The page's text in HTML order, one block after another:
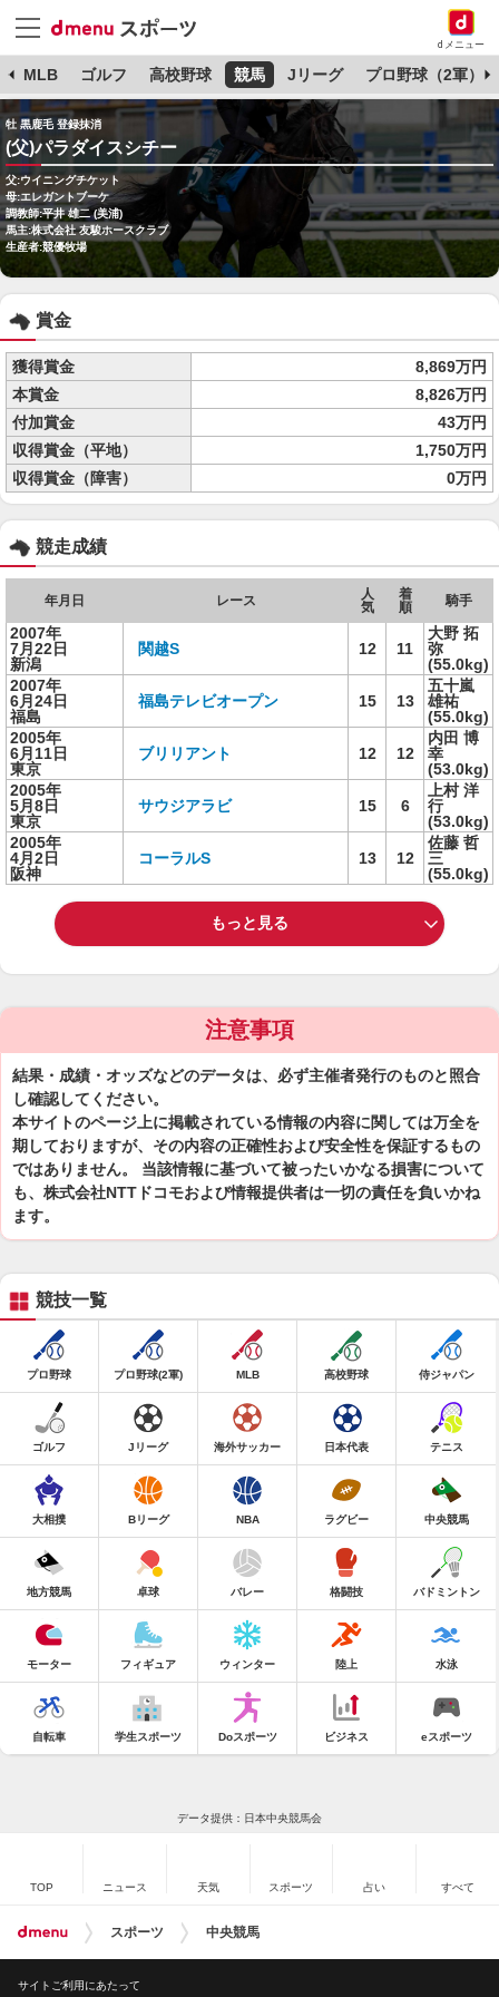
dメニュー
MLB ゴルフ 高校野球 競馬 Jリーグ プロ野球（2軍）
牡 黒鹿毛 登録抹消
(父)パラダイスシチー
父:ウイニングチケット
母:エレガントブーケ
調教師:平井 雄二 (美浦)
馬主:株式会社 友駿ホースクラブ
生産者:競優牧場
賞金
獲得賞金
8,869万円
本賞金
8,826万円
付加賞金
43万円
収得賞金（平地）
1,750万円
収得賞金（障害）
0万円
競走成績
年月日 レース
人
気
着
順
騎手
2007年
7月22日
新潟
関越S 12 11
大野 拓
弥
(55.0kg)
2007年
6月24日
福島
福島テレビオープン 15 13
五十嵐
雄祐
(55.0kg)
2005年
6月11日
東京
ブリリアント 12 12
内田 博
幸
(53.0kg)
2005年
5月8日
東京
サウジアラビ 15 6
上村 洋
行
(53.0kg)
2005年
4月2日
阪神
コーラルS 13 12
佐藤 哲
三
(55.0kg)
もっと見る
注意事項
結果・成績・オッズなどのデータは、必ず主催者発行のものと照合
し確認してください。
本サイトのページ上に掲載されている情報の内容に関しては万全を
期しておりますが、その内容の正確性および安全性を保証するもの
ではありません。 当該情報に基づいて被ったいかなる損害について
も、株式会社NTTドコモおよび情報提供者は一切の責任を負いかね
ます。
競技一覧
プロ野球 プロ野球(2軍) MLB 高校野球 侍ジャパン
ゴルフ Jリーグ 海外サッカー 日本代表 テニス
大相撲 Bリーグ NBA ラグビー 中央競馬
地方競馬 卓球 バレー 格闘技 バドミントン
モーター フィギュア ウィンター 陸上 水泳
自転車 学生スポーツ Doスポーツ ビジネス eスポーツ
データ提供：日本中央競馬会
TOP ニュース 天気 スポーツ 占い すべて
スポーツ 中央競馬
サイトご利用にあたって